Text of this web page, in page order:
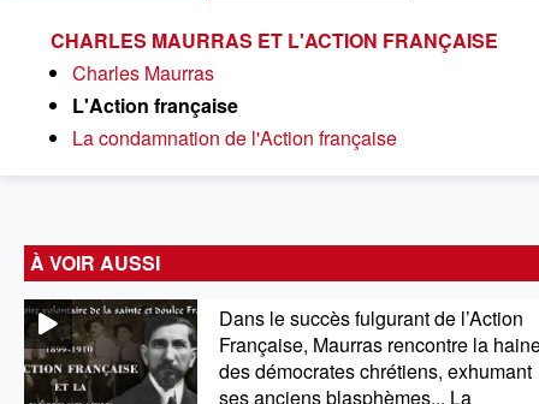
CHARLES MAURRAS ET L'ACTION FRANÇAISE
Charles Maurras
L'Action française
La condamnation de l'Action française
À VOIR AUSSI
Dans le succès fulgurant de l’Action
Française, Maurras rencontre la
des démocrates chrétiens, exhumant
ses anciens blasphèmes... La